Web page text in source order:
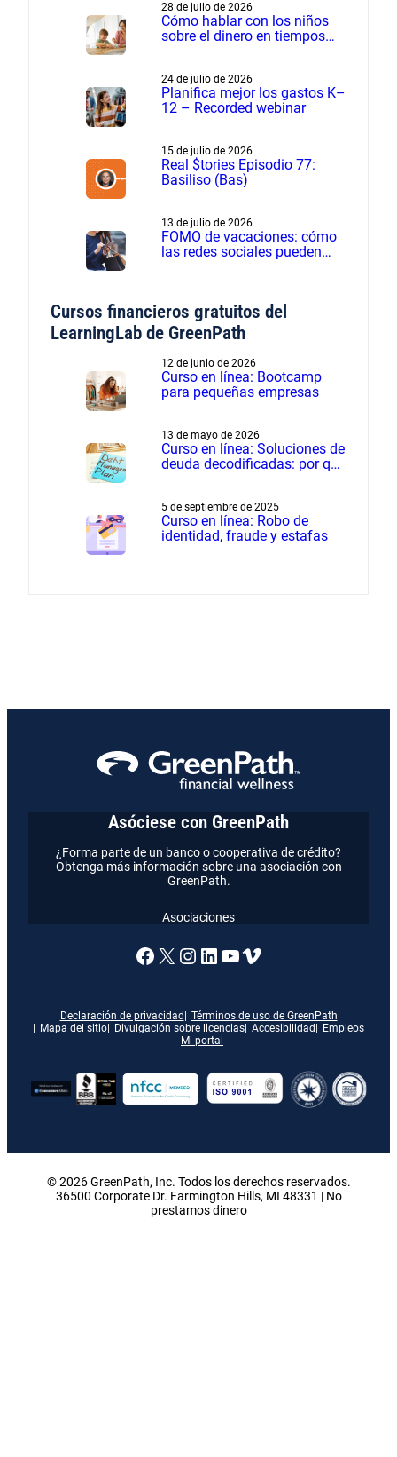
28 de julio de 2026
Cómo hablar con los niños
sobre el dinero en tiempos
24 de julio de 2026
Planifica mejor los gastos K–
12 – Recorded webinar
15 de julio de 2026
Real $tories Episodio 77:
Basiliso (Bas)
13 de julio de 2026
FOMO de vacaciones: cómo
las redes sociales pueden
Cursos financieros gratuitos del
LearningLab de GreenPath
12 de junio de 2026
Curso en línea: Bootcamp
para pequeñas empresas
13 de mayo de 2026
Curso en línea: Soluciones de
deuda decodificadas: por qué
5 de septiembre de 2025
Curso en línea: Robo de
identidad, fraude y estafas
Declaración de privacidad
Términos de uso de GreenPath
Mapa del sitio
Divulgación sobre licencias Accesibilidad
Empleos
Mi portal
Enlace a nuestra página de
X Enlace a nuestra
Enlace a nuestra
Enlace a nuestra
Vimeo
Asóciese con GreenPath
¿Forma parte de un banco o cooperativa de crédito?
Obtenga más información sobre una asociación con
GreenPath.
Asociaciones
© 2026 GreenPath, Inc. Todos los derechos reservados.
36500 Corporate Dr. Farmington Hills, MI 48331 | No
prestamos dinero